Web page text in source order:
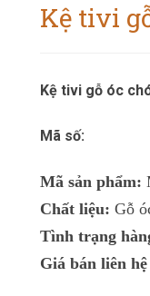
Kệ tivi
Kệ tivi gỗ óc
Mã số:
Mã sản phẩm:
Chất liệu: Gỗ
Tình trạng
Giá bán liên hệ